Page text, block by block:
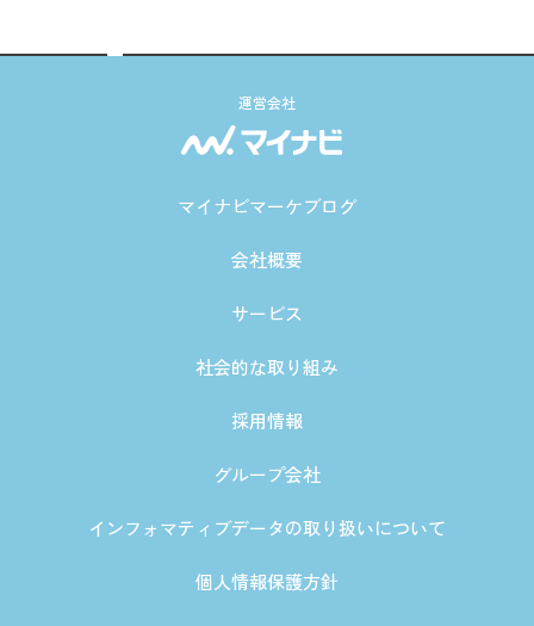
運営会社
マイナビマーケブログ
会社概要
サービス
社会的な取り組み
採用情報
グループ会社
インフォマティブデータの取り扱いについて
個人情報保護方針